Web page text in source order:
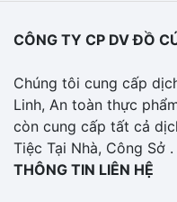
CÔNG TY CP DV ĐỒ
Chúng tôi cung cấp
Linh, An toàn thực
còn cung cấp tất cả
Tiệc Tại Nhà, Công Sở .
THÔNG TIN LIÊN HỆ